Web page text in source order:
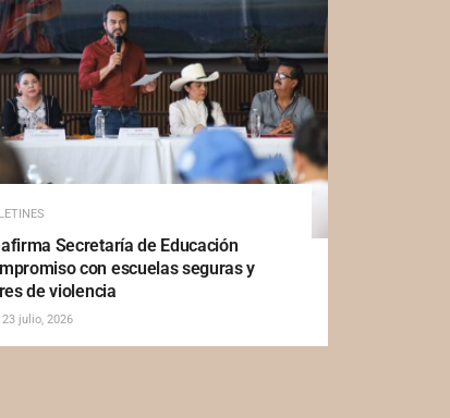
Secretaría de Educación
con escuelas seguras y
de violencia
23 julio, 2026